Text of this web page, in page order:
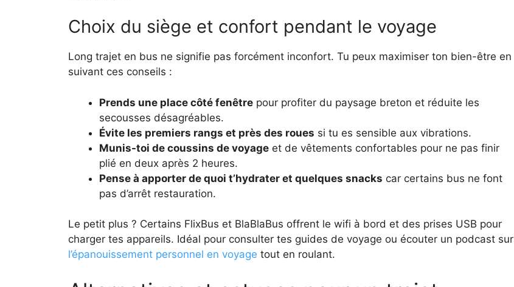
Choix du siège et confort pendant le voyage
Long trajet en bus ne signifie pas forcément inconfort. Tu peux maximiser ton bien-être en
suivant ces conseils :
Prends une place côté fenêtre pour profiter du paysage breton et réduite les
secousses désagréables.
Évite les premiers rangs et près des roues si tu es sensible aux vibrations.
Munis-toi de coussins de voyage et de vêtements confortables pour ne pas finir
plié en deux après 2 heures.
Pense à apporter de quoi t’hydrater et quelques snacks car certains bus ne font
pas d’arrêt restauration.
Le petit plus ? Certains FlixBus et BlaBlaBus offrent le wifi à bord et des prises USB pour
charger tes appareils. Idéal pour consulter tes guides de voyage ou écouter un podcast sur
l’épanouissement personnel en voyage tout en roulant.